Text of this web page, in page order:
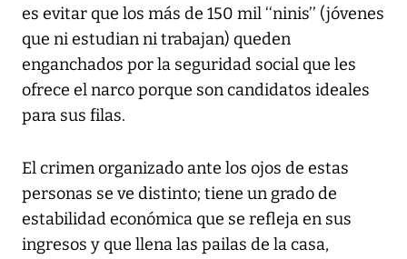
es evitar que los más de 150 mil ‘‘ninis’’ (jóvenes
que ni estudian ni trabajan) queden
enganchados por la seguridad social que les
ofrece el narco porque son candidatos ideales
para sus filas.
El crimen organizado ante los ojos de estas
personas se ve distinto; tiene un grado de
estabilidad económica que se refleja en sus
ingresos y que llena las pailas de la casa,